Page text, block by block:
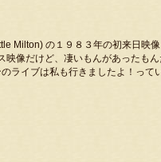
Milton) の１９８３年の初来日映像
映像だけど、凄いもんがあったもん
ライブは私も行きましたよ！って